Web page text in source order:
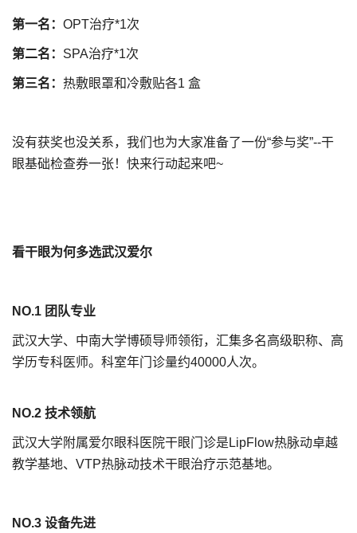
第一名： OPT治疗*1次
第二名： SPA治疗*1次
第三名： 热敷眼罩和冷敷贴各1 盒
没有获奖也没关系，我们也为大家准备了一份“参与奖”--干
眼基础检查券一张！快来行动起来吧~
看干眼为何多选武汉爱尔
NO.1 团队专业
武汉大学、中南大学博硕导师领衔，汇集多名高级职称、高
学历专科医师。科室年门诊量约40000人次。
NO.2 技术领航
武汉大学附属爱尔眼科医院干眼门诊是LipFlow热脉动卓越
教学基地、VTP热脉动技术干眼治疗示范基地。
NO.3 设备先进